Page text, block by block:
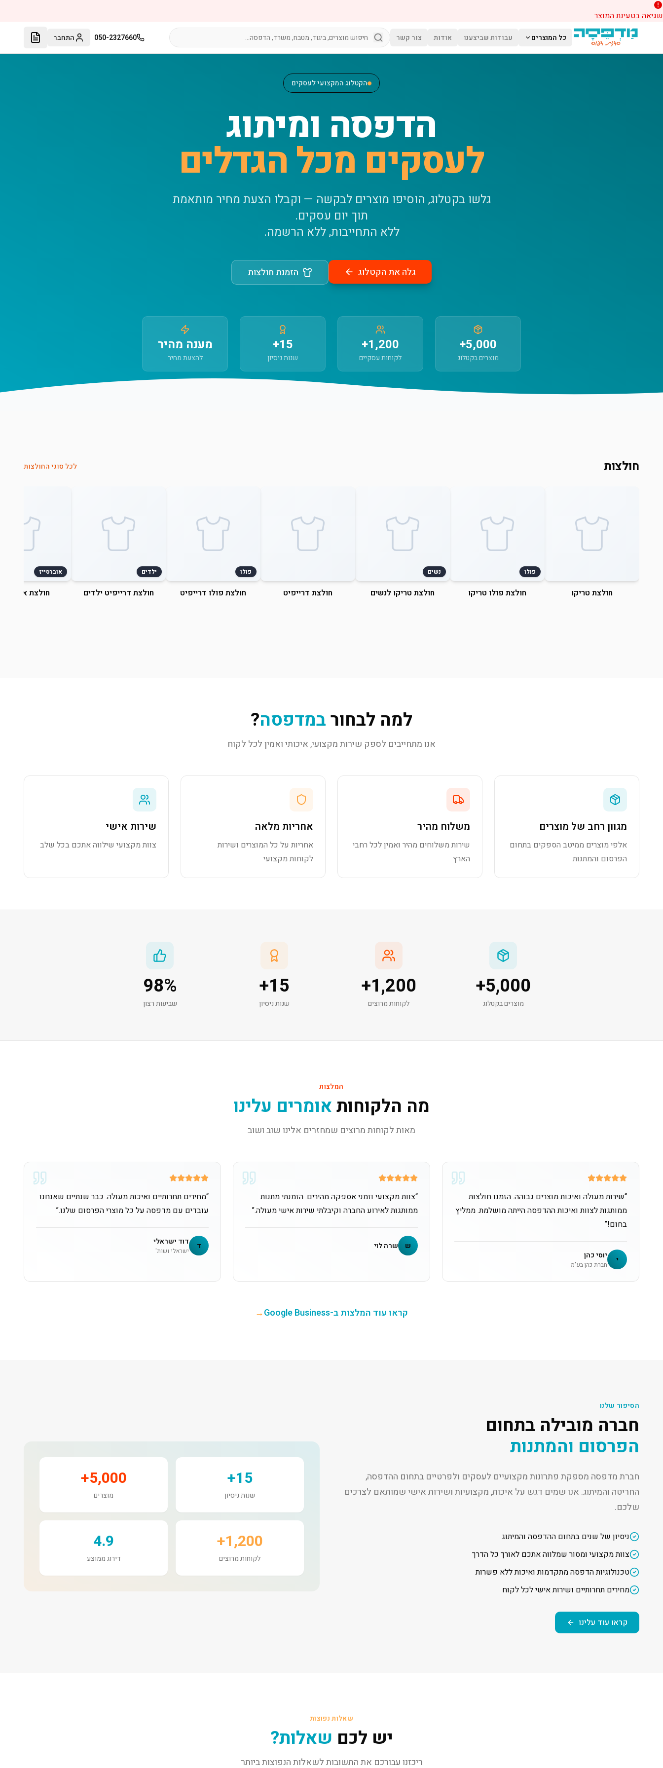
שגיאה בטעינת המוצר
דלג לתוכן הראשי
כל המוצרים עבודות שביצענו אודות צור קשר 050-2327660 התחבר
הקטלוג המקצועי לעסקים
הדפסה ומיתוג
לעסקים מכל הגדלים
גלשו בקטלוג, הוסיפו מוצרים לבקשה — וקבלו הצעת מחיר מותאמת
תוך יום עסקים.
ללא התחייבות, ללא הרשמה.
גלה את הקטלוג הזמנת חולצות
5,000+
מוצרים בקטלוג
1,200+
לקוחות עסקיים
15+
שנות ניסיון
מענה מהיר
להצעת מחיר
חולצות לכל סוגי החולצות
חולצת טריקו
פולו
חולצת פולו טריקו
נשים
חולצת טריקו לנשים חולצת דרייפיט
פולו
חולצת פולו דרייפיט
ילדים
חולצת דרייפיט ילדים
אוברסייז
חולצת
למה לבחורבמדפסה?
אנו מתחייבים לספק שירות מקצועי, איכותי ואמין לכל לקוח
מגוון רחב של מוצרים
אלפי מוצרים ממיטב הספקים בתחום
הפרסום והמתנות
משלוח מהיר
שירות משלוחים מהיר ואמין לכל רחבי
הארץ
אחריות מלאה
אחריות על כל המוצרים ושירות
לקוחות מקצועי
שירות אישי
צוות מקצועי שילווה אתכם בכל שלב
5,000
+
מוצרים בקטלוג
1,200
+
לקוחות מרוצים
15
+
שנות ניסיון
98%
שביעות רצון
המלצות
מה הלקוחותאומרים עלינו
מאות לקוחות מרוצים שמחזרים אלינו שוב ושוב
“שירות מעולה ואיכות מוצרים גבוהה. הזמנו חולצות
ממותגות לצוות ואיכות ההדפסה הייתה מושלמת. ממליץ
בחום!”
י יוסי כהן
חברת כהן בע"מ
“צוות מקצועי וזמני אספקה מהירים. הזמנתי מתנות
ממותגות לאירוע החברה וקיבלתי שירות אישי מעולה.”
ש שרה לוי
“מחירים תחרותיים ואיכות מעולה. כבר שנתיים שאנחנו
עובדים עם מדפסה על כל מוצרי הפרסום שלנו.”
ד דוד ישראלי
ישראלי ושות'
קראו עוד המלצות ב-Google Business →
הסיפור שלנו
חברה מובילה בתחום
הפרסום והמתנות
חברת מדפסה מספקת פתרונות מקצועיים לעסקים ולפרטיים בתחום ההדפסה,
החריטה והמיתוג. אנו שמים דגש על איכות, מקצועיות ושירות אישי שמותאם לצרכים
שלכם.
ניסיון של שנים בתחום ההדפסה והמיתוג
צוות מקצועי ומסור שמלווה אתכם לאורך כל הדרך
טכנולוגיות הדפסה מתקדמות ואיכות ללא פשרות
מחירים תחרותיים ושירות אישי לכל לקוח
קראו עוד עלינו
15+
שנות ניסיון
5,000+
מוצרים
1,200+
לקוחות מרוצים
4.9
דירוג ממוצע
שאלות נפוצות
יש לכם שאלות?
ריכזנו עבורכם את התשובות לשאלות הנפוצות ביותר